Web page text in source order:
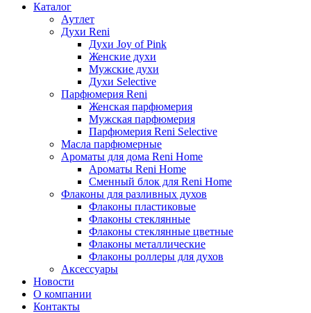
Каталог
Аутлет
Духи Reni
Духи Joy of Pink
Женские духи
Мужские духи
Духи Selective
Парфюмерия Reni
Женская парфюмерия
Мужская парфюмерия
Парфюмерия Reni Selective
Масла парфюмерные
Ароматы для дома Reni Home
Ароматы Reni Home
Сменный блок для Reni Home
Флаконы для разливных духов
Флаконы пластиковые
Флаконы стеклянные
Флаконы стеклянные цветные
Флаконы металлические
Флаконы роллеры для духов
Аксессуары
Новости
О компании
Контакты